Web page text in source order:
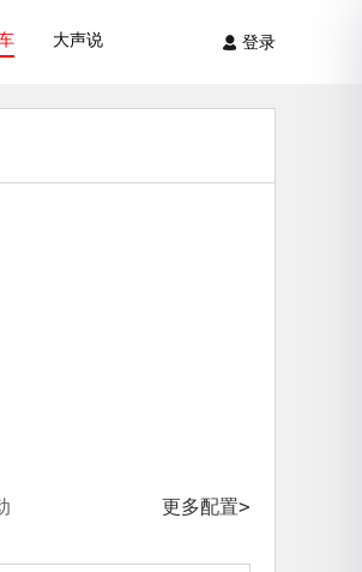
登录
大声说
更多配置>